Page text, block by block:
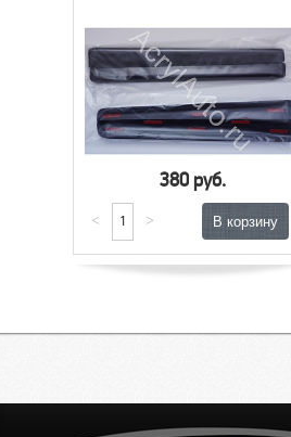
380 руб.
< >